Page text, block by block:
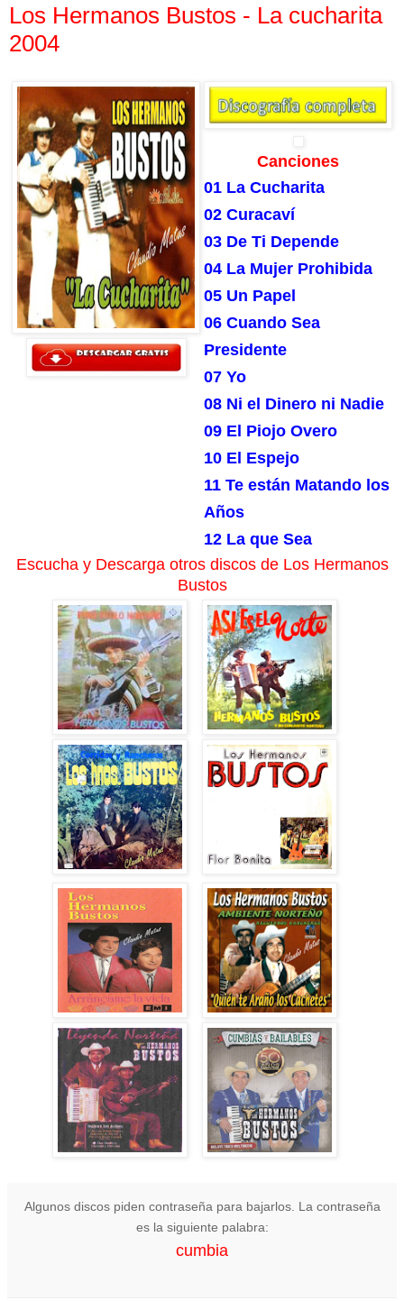
Los Hermanos Bustos - La cucharita
2004
Canciones
01 La Cucharita
02 Curacaví
03 De Ti Depende
04 La Mujer Prohibida
05 Un Papel
06 Cuando Sea
Presidente
07 Yo
08 Ni el Dinero ni Nadie
09 El Piojo Overo
10 El Espejo
11 Te están Matando los
Años
12 La que Sea
Escucha y Descarga otros discos de Los Hermanos
Bustos
Algunos discos piden contraseña para bajarlos. La contraseña
es la siguiente palabra:
cumbia